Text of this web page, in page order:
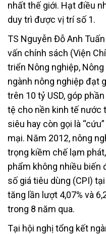
nhất thế giới. Hạt điều
duy trì được vị trí số 1.
TS Nguyễn Đỗ Anh
vấn chính sách (Viện
triển Nông nghiệp,
ngành nông nghiệp đạt
trên 10 tỷ USD, góp
tệ cho nền kinh tế nước
siêu hay còn gọi là
mại. Năm 2012, nông
trọng kiềm chế lạm
phẩm không nhiều biến
số giá tiêu dùng (CPI)
tăng lần lượt 4,07% và
trong 8 năm qua.
Tại hội nghị tổng kết